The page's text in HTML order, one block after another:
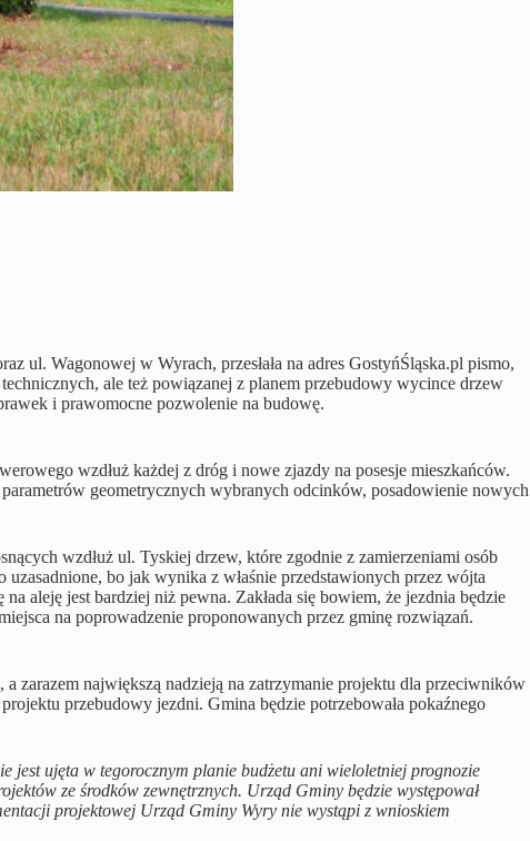
Wagonowej w Wyrach, przesłała na adres GostyńŚląska.pl pismo,
ale też powiązanej z planem przebudowy wycince drzew
i prawomocne pozwolenie na budowę.
wzdłuż każdej z dróg i nowe zjazdy na posesje mieszkańców.
geometrycznych wybranych odcinków, posadowienie nowych
wzdłuż ul. Tyskiej drzew, które zgodnie z zamierzeniami osób
bo jak wynika z właśnie przedstawionych przez wójta
aleję jest bardziej niż pewna. Zakłada się bowiem, że jezdnia będzie
na poprowadzenie proponowanych przez gminę rozwiązań.
zarazem największą nadzieją na zatrzymanie projektu dla przeciwników
przebudowy jezdni. Gmina będzie potrzebowała pokaźnego
jest ujęta w tegorocznym planie budżetu ani wieloletniej prognozie
ze środków zewnętrznych. Urząd Gminy będzie występował
projektowej Urząd Gminy Wyry nie wystąpi z wnioskiem